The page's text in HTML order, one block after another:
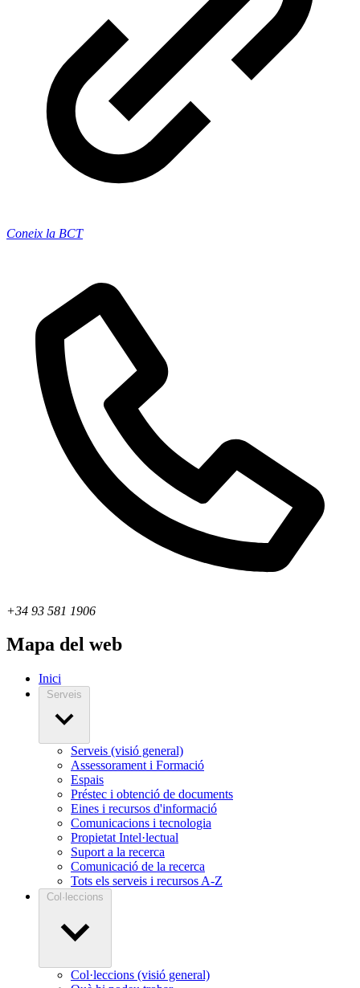
Coneix la BCT
+34 93 581 1906
Mapa del web
Inici
Serveis
Serveis (visió general)
Assessorament i Formació
Espais
Préstec i obtenció de documents
Eines i recursos d'informació
Comunicacions i tecnologia
Propietat Intel·lectual
Suport a la recerca
Comunicació de la recerca
Tots els serveis i recursos A-Z
Col·leccions
Col·leccions (visió general)